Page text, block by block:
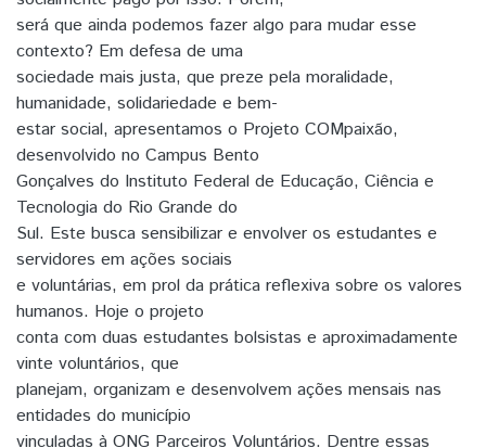
será que ainda podemos fazer algo para mudar esse
contexto? Em defesa de uma
sociedade mais justa, que preze pela moralidade,
humanidade, solidariedade e bem-
estar social, apresentamos o Projeto COMpaixão,
desenvolvido no Campus Bento
Gonçalves do Instituto Federal de Educação, Ciência e
Tecnologia do Rio Grande do
Sul. Este busca sensibilizar e envolver os estudantes e
servidores em ações sociais
e voluntárias, em prol da prática reflexiva sobre os valores
humanos. Hoje o projeto
conta com duas estudantes bolsistas e aproximadamente
vinte voluntários, que
planejam, organizam e desenvolvem ações mensais nas
entidades do município
vinculadas à ONG Parceiros Voluntários. Dentre essas